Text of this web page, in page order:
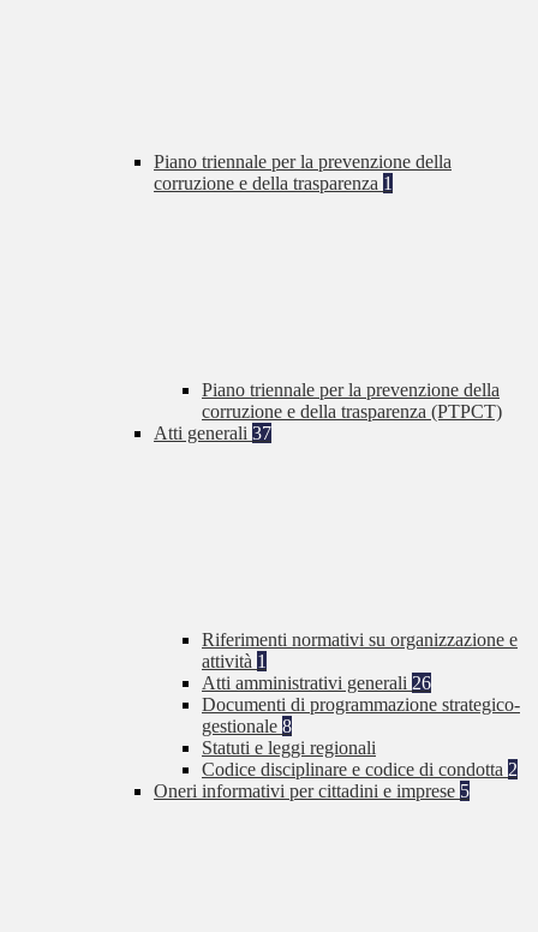
Piano triennale per la prevenzione della
corruzione e della trasparenza 1
Piano triennale per la prevenzione della
corruzione e della trasparenza (PTPCT)
Atti generali 37
Riferimenti normativi su organizzazione e
attività 1
Atti amministrativi generali 26
Documenti di programmazione strategico-
gestionale 8
Statuti e leggi regionali
Codice disciplinare e codice di condotta 2
Oneri informativi per cittadini e imprese 5